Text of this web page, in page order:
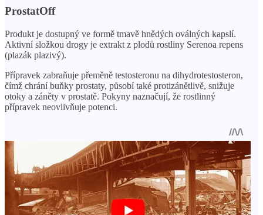
ProstatOff
Produkt je dostupný ve formě tmavě hnědých oválných kapslí.
Aktivní složkou drogy je extrakt z plodů rostliny Serenoa repens
(plazák plazivý).
Přípravek zabraňuje přeměně testosteronu na dihydrotestosteron,
čímž chrání buňky prostaty, působí také protizánětlivě, snižuje
otoky a záněty v prostatě. Pokyny naznačují, že rostlinný
přípravek neovlivňuje potenci.